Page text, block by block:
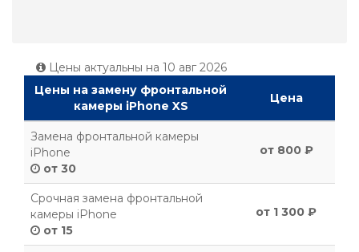
Цены актуальны на 10 авг 2026
Цены на замену фронтальной
камеры iPhone XS
Цена
Замена фронтальной камеры
iPhone
от 30
от 800 ₽
Срочная замена фронтальной
камеры iPhone
от 15
от 1 300 ₽